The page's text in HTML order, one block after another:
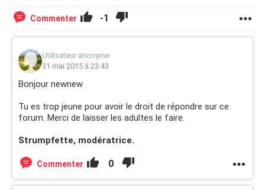
Commenter -1
Utilisateur anonyme
31 mai 2015 à 23:43
Bonjour newnew
Tu es trop jeune pour avoir le droit de répondre sur ce
forum. Merci de laisser les adultes le faire.
Strumpfette, modératrice.
Commenter 0